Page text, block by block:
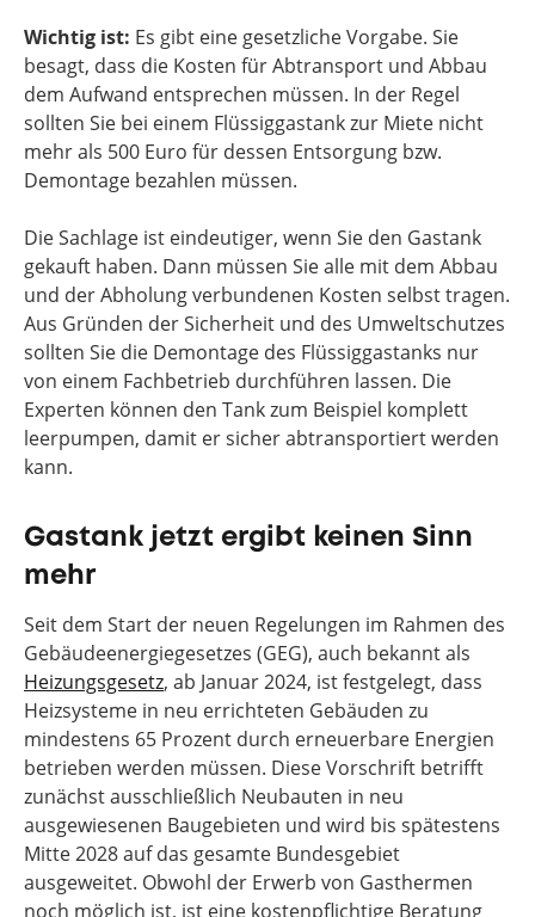
Wichtig ist: Es gibt eine gesetzliche Vorgabe. Sie
besagt, dass die Kosten für Abtransport und Abbau
dem Aufwand entsprechen müssen. In der Regel
sollten Sie bei einem Flüssiggastank zur Miete nicht
mehr als 500 Euro für dessen Entsorgung bzw.
Demontage bezahlen müssen.
Die Sachlage ist eindeutiger, wenn Sie den Gastank
gekauft haben. Dann müssen Sie alle mit dem Abbau
und der Abholung verbundenen Kosten selbst tragen.
Aus Gründen der Sicherheit und des Umweltschutzes
sollten Sie die Demontage des Flüssiggastanks nur
von einem Fachbetrieb durchführen lassen. Die
Experten können den Tank zum Beispiel komplett
leerpumpen, damit er sicher abtransportiert werden
kann.
Gastank jetzt ergibt keinen Sinn
mehr
Seit dem Start der neuen Regelungen im Rahmen des
Gebäudeenergiegesetzes (GEG), auch bekannt als
Heizungsgesetz, ab Januar 2024, ist festgelegt, dass
Heizsysteme in neu errichteten Gebäuden zu
mindestens 65 Prozent durch erneuerbare Energien
betrieben werden müssen. Diese Vorschrift betrifft
zunächst ausschließlich Neubauten in neu
ausgewiesenen Baugebieten und wird bis spätestens
Mitte 2028 auf das gesamte Bundesgebiet
ausgeweitet. Obwohl der Erwerb von Gasthermen
noch möglich ist, ist eine kostenpflichtige Beratung